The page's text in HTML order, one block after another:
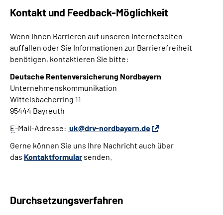
Kontakt und Feedback-Möglichkeit
Wenn Ihnen Barrieren auf unseren Internetseiten
auffallen oder Sie Informationen zur Barrierefreiheit
benötigen, kontaktieren Sie bitte:
Deutsche Rentenversicherung Nordbayern
Unternehmenskommunikation
Wittelsbacherring 11
95444 Bayreuth
E-Mail-Adresse: uk@drv-nordbayern.de
Gerne können Sie uns Ihre Nachricht auch über
das Kontaktformular senden.
Durchsetzungsverfahren